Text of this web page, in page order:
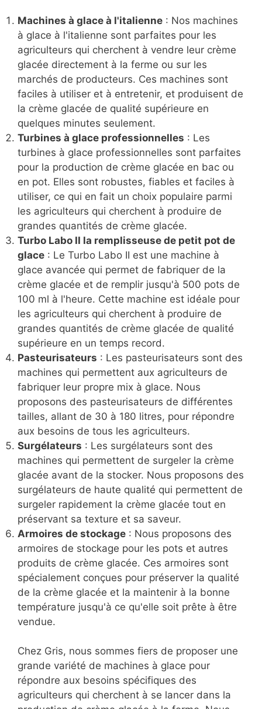
Machines à glace à l'italienne : Nos machines
à glace à l'italienne sont parfaites pour les
agriculteurs qui cherchent à vendre leur crème
glacée directement à la ferme ou sur les
marchés de producteurs. Ces machines sont
faciles à utiliser et à entretenir, et produisent de
la crème glacée de qualité supérieure en
quelques minutes seulement.
Turbines à glace professionnelles : Les
turbines à glace professionnelles sont parfaites
pour la production de crème glacée en bac ou
en pot. Elles sont robustes, fiables et faciles à
utiliser, ce qui en fait un choix populaire parmi
les agriculteurs qui cherchent à produire de
grandes quantités de crème glacée.
Turbo Labo II la remplisseuse de petit pot de
glace : Le Turbo Labo II est une machine à
glace avancée qui permet de fabriquer de la
crème glacée et de remplir jusqu'à 500 pots de
100 ml à l'heure. Cette machine est idéale pour
les agriculteurs qui cherchent à produire de
grandes quantités de crème glacée de qualité
supérieure en un temps record.
Pasteurisateurs : Les pasteurisateurs sont des
machines qui permettent aux agriculteurs de
fabriquer leur propre mix à glace. Nous
proposons des pasteurisateurs de différentes
tailles, allant de 30 à 180 litres, pour répondre
aux besoins de tous les agriculteurs.
Surgélateurs : Les surgélateurs sont des
machines qui permettent de surgeler la crème
glacée avant de la stocker. Nous proposons des
surgélateurs de haute qualité qui permettent de
surgeler rapidement la crème glacée tout en
préservant sa texture et sa saveur.
Armoires de stockage : Nous proposons des
armoires de stockage pour les pots et autres
produits de crème glacée. Ces armoires sont
spécialement conçues pour préserver la qualité
de la crème glacée et la maintenir à la bonne
température jusqu'à ce qu'elle soit prête à être
vendue.
Chez Gris, nous sommes fiers de proposer une
grande variété de machines à glace pour
répondre aux besoins spécifiques des
agriculteurs qui cherchent à se lancer dans la